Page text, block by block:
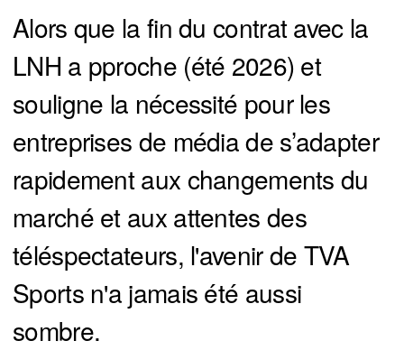
Alors que la fin du contrat avec la
LNH a pproche (été 2026) et
souligne la nécessité pour les
entreprises de média de s’adapter
rapidement aux changements du
marché et aux attentes des
téléspectateurs, l'avenir de TVA
Sports n'a jamais été aussi
sombre.